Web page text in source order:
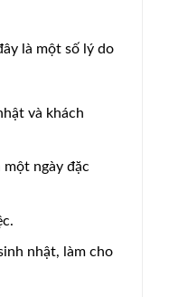
là một số lý do
và khách
ngày đặc
nhật, làm cho